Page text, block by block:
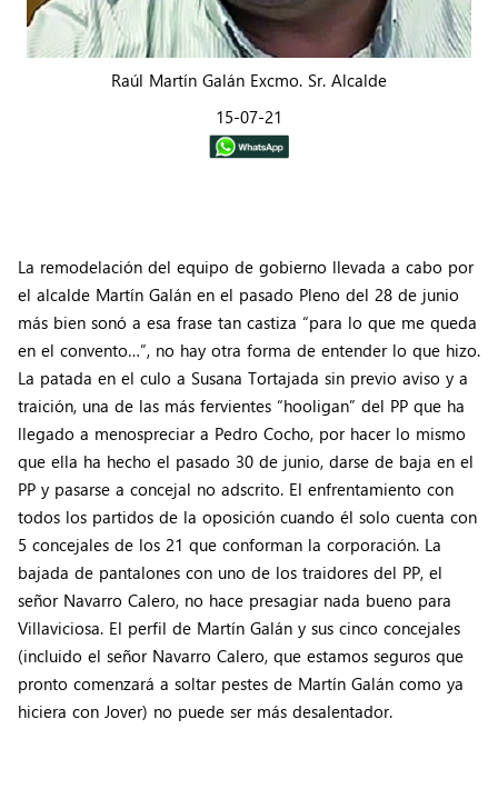
Raúl Martín Galán Excmo. Sr. Alcalde
15-07-21
La remodelación del equipo de gobierno llevada a cabo por
el alcalde Martín Galán en el pasado Pleno del 28 de junio
más bien sonó a esa frase tan castiza “para lo que me queda
en el convento…”, no hay otra forma de entender lo que hizo.
La patada en el culo a Susana Tortajada sin previo aviso y a
traición, una de las más fervientes “hooligan” del PP que ha
llegado a menospreciar a Pedro Cocho, por hacer lo mismo
que ella ha hecho el pasado 30 de junio, darse de baja en el
PP y pasarse a concejal no adscrito. El enfrentamiento con
todos los partidos de la oposición cuando él solo cuenta con
5 concejales de los 21 que conforman la corporación. La
bajada de pantalones con uno de los traidores del PP, el
señor Navarro Calero, no hace presagiar nada bueno para
Villaviciosa. El perfil de Martín Galán y sus cinco concejales
(incluido el señor Navarro Calero, que estamos seguros que
pronto comenzará a soltar pestes de Martín Galán como ya
hiciera con Jover) no puede ser más desalentador.